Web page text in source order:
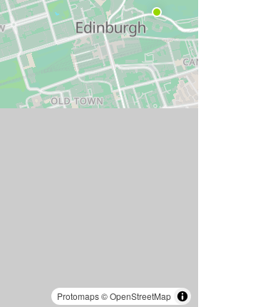
Protomaps©OpenStreetMap